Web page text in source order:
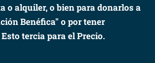
o alquiler, o bien para donarlos a
Benéfica" o por tener
tercia para el Precio.